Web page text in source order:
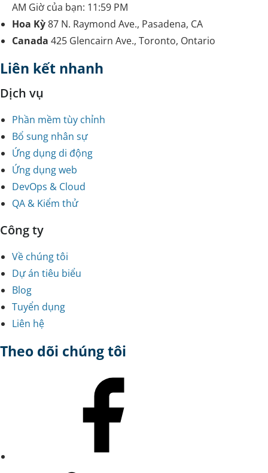
AM Giờ của bạn: 11:59 PM
Hoa Kỳ87 N. Raymond Ave., Pasadena, CA
Canada 425 Glencairn Ave., Toronto, Ontario
Liên kết nhanh
Dịch vụ
Phần mềm tùy chỉnh
Bổ sung nhân sự
Ứng dụng di động
Ứng dụng web
DevOps & Cloud
QA & Kiểm thử
Công ty
Về chúng tôi
Dự án tiêu biểu
Blog
Tuyển dụng
Liên hệ
Theo dõi chúng tôi